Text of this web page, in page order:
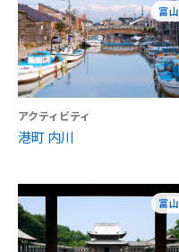
富山
アクティビティ
港町 内川
富山